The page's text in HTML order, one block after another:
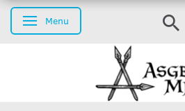
Skifte navigation
Menu